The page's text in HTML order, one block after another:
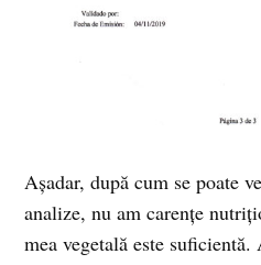
Așadar, după cum se poate
analize, nu am carențe
mea vegetală este